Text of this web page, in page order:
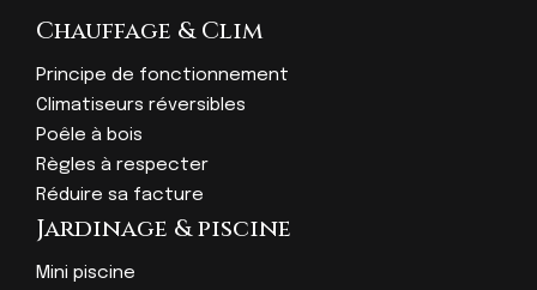
Chauffage & Clim
Principe de fonctionnement
Climatiseurs réversibles
Poêle à bois
Règles à respecter
Réduire sa facture
Jardinage & piscine
Mini piscine